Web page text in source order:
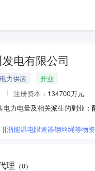
电有限公司
电力供应
开业
注册资本： 134700万元
[[浙能温电限速器钢丝绳等物
理 （0）